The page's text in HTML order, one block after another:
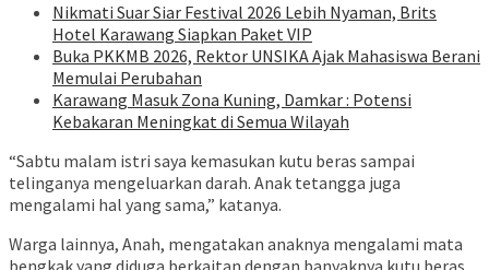
Nikmati Suar Siar Festival 2026 Lebih Nyaman, Brits
Hotel Karawang Siapkan Paket VIP
Buka PKKMB 2026, Rektor UNSIKA Ajak Mahasiswa Berani
Memulai Perubahan
Karawang Masuk Zona Kuning, Damkar : Potensi
Kebakaran Meningkat di Semua Wilayah
“Sabtu malam istri saya kemasukan kutu beras sampai
telinganya mengeluarkan darah. Anak tetangga juga
mengalami hal yang sama,” katanya.
Warga lainnya, Anah, mengatakan anaknya mengalami mata